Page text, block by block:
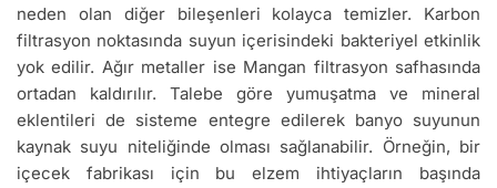
neden olan diğer bileşenleri kolayca temizler. Karbon
filtrasyon noktasında suyun içerisindeki bakteriyel etkinlik
yok edilir. Ağır metaller ise Mangan filtrasyon safhasında
ortadan kaldırılır. Talebe göre yumuşatma ve mineral
eklentileri de sisteme entegre edilerek banyo suyunun
kaynak suyu niteliğinde olması sağlanabilir. Örneğin, bir
içecek fabrikası için bu elzem ihtiyaçların başında